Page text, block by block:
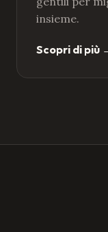
insieme.
Scopri di più